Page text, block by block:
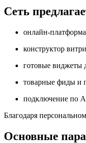
Сеть
онлайн-
конструктор
готовые виджеты
товарные фиды и
подключение по
Благодаря
Основные